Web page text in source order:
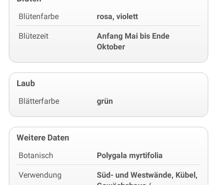
Blütenfarbe rosa, violett
Blütezeit
Anfang Mai bis Ende
Oktober
Laub
Blätterfarbe grün
Weitere Daten
Botanisch Polygala myrtifolia
Verwendung
Süd- und Westwände, Kübel,